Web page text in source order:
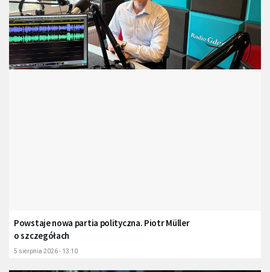
Powstaje nowa partia polityczna. Piotr Müller
o szczegółach
5 sierpnia 2026 - 13:10